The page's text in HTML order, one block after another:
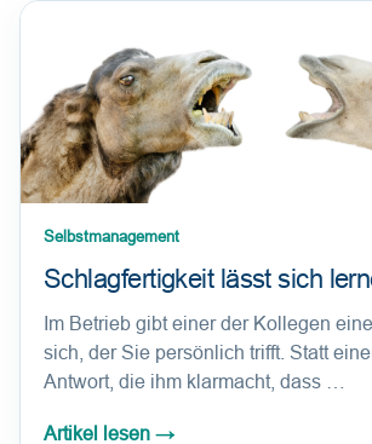
Selbstmanagement
Schlagfertigkeit lässt sich
Im Betrieb gibt einer der Kollegen
sich, der Sie persönlich trifft. Statt
Antwort, die ihm klarmacht, dass …
Artikel lesen →